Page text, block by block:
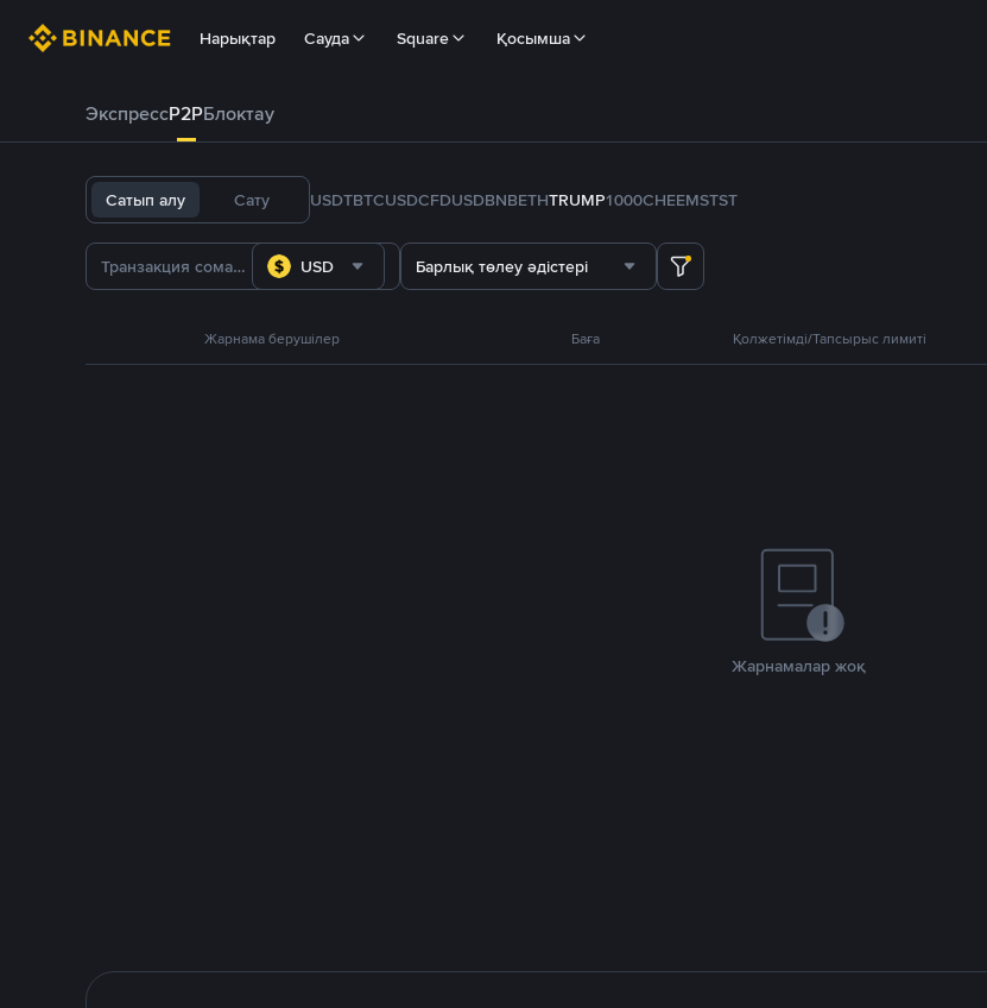
Нарықтар Сауда Square Қосымша
ЭкспрессP2PБлоктау
Сатып алу Сату USDTBTCUSDCFDUSDBNBETHTRUMP1000CHEEMSTST
USD Барлық төлеу әдістері
Жарнама берушілер Баға Қолжетімді/Тапсырыс лимиті
Жарнамалар жоқ